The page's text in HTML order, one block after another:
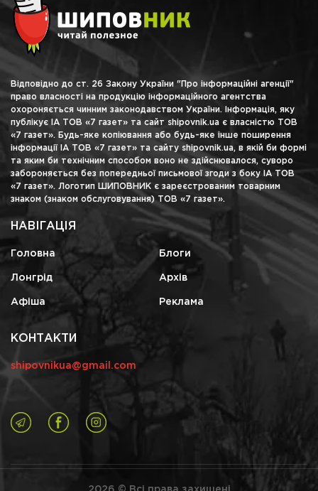
Відповідно до ст. 26 Закону України "Про інформаційні агенції"
право власності на продукцію інформаційного агентства
охороняється чинним законодавством України. Інформація, яку
публікує ІА ТОВ «7 газет» та сайт shipovnik.ua є власністю ТОВ
«7 газет». Будь-яке копіювання або будь-яке інше поширення
інформації ІА ТОВ «7 газет» та сайту shipovnik.ua, в якій би формі
та яким би технічним способом воно не здійснювалося, суворо
забороняється без попередньої письмової згоди з боку ІА ТОВ
«7 газет». Логотип ШИПОВНИК є зареєстрованим товарним
знаком (знаком обслуговування) ТОВ «7 газет».
НАВІГАЦІЯ
Головна Блоги
Лонгрід Архів
Афіша Реклама
КОНТАКТИ
shipovnikua@gmail.com